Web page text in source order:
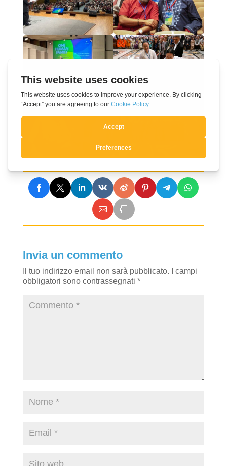
Invia un commento
Il tuo indirizzo email non sarà pubblicato.
I campi
obbligatori sono contrassegnati *